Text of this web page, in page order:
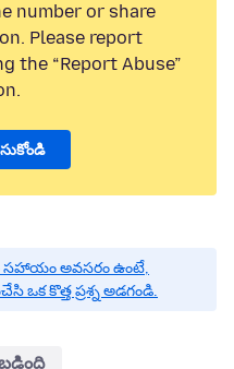
number or share
Please report
the “Report Abuse”
సహాయం అవసరం ఉంటే,
ఒక కొత్త ప్రశ్న అడగండి.